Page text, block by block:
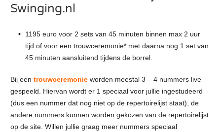
Swinging.nl
1195 euro voor 2 sets van 45 minuten binnen max 2 uur
tijd of voor een trouwceremonie* met daarna nog 1 set van
45 minuten aansluitend tijdens de borrel.
Bij een trouwceremonie worden meestal 3 – 4 nummers live
gespeeld. Hiervan wordt er 1 speciaal voor jullie ingestudeerd
(dus een nummer dat nog niet op de repertoirelijst staat), de
andere nummers kunnen worden gekozen van de repertoirelijst
op de site. Willen jullie graag meer nummers speciaal